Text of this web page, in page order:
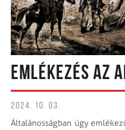
EMLÉKEZÉS AZ
2024. 10. 03.
Általánosságban úgy